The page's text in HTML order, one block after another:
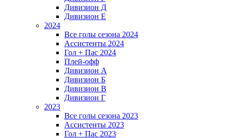
Дивизион Д
Дивизион Е
2024
Все голы сезона 2024
Ассистенты 2024
Гол + Пас 2024
Плей-офф
Дивизион A
Дивизион Б
Дивизион В
Дивизион Г
2023
Все голы сезона 2023
Ассистенты 2023
Гол + Пас 2023